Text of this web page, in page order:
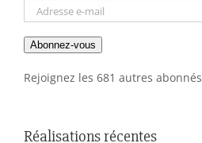
Adresse
mail
Abonnez-vous
Rejoignez les 681 autres abonnés
Réalisations récentes